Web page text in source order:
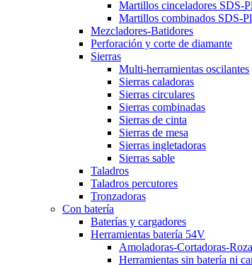
Martillos cinceladores SDS-
Martillos combinados SDS-
Mezcladores-Batidores
Perforación y corte de diamante
Sierras
Multi-herramientas oscilantes
Sierras caladoras
Sierras circulares
Sierras combinadas
Sierras de cinta
Sierras de mesa
Sierras ingletadoras
Sierras sable
Taladros
Taladros percutores
Tronzadoras
Con batería
Baterías y cargadores
Herramientas batería 54V
Amoladoras-Cortadoras-
Herramientas sin batería ni